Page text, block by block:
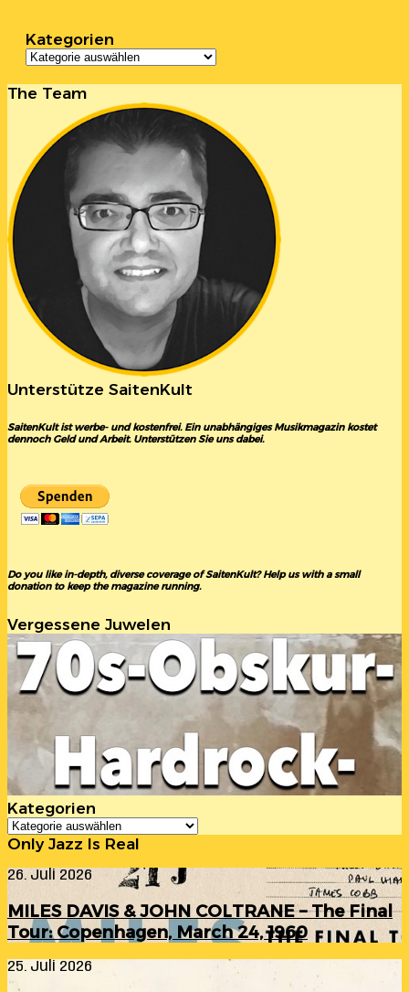
Kategorien
Kategorien
The Team
Unterstütze SaitenKult
SaitenKult ist werbe- und kostenfrei. Ein unabhängiges Musikmagazin kostet
dennoch Geld und Arbeit. Unterstützen Sie uns dabei.
Do you like in-depth, diverse coverage of SaitenKult? Help us with a small
donation to keep the magazine running.
Vergessene Juwelen
Kategorien
Kategorien
Only Jazz Is Real
MILES
&
JOHN
COLTRANE
The
Final
26. Juli 2026
MILES DAVIS & JOHN COLTRANE – The Final
Tour: Copenhagen, March 24, 1960
ANOUAR
BRAHEM
25. Juli 2026